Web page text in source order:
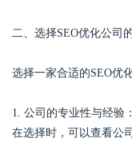
二、选择SEO优化公司
选择一家合适的SEO优
1. 公司的专业性与经验
在选择时，可以查看公